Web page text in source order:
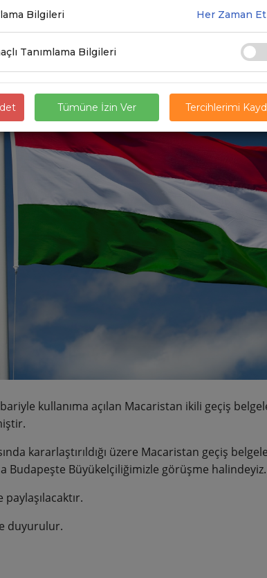
kullanıma açılan Macaristan ikili geçiş
kararlaştırıldığı üzere Macaristan geçiş
Budapeşte Büyükelçiliğimizle görüşme
duyurulur.
Bilgileri Her Zaman
Tanımlama Bilgileri
Tümüne İzin Ver Tercihlerimi